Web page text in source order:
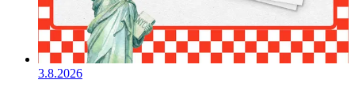
3.8.2026